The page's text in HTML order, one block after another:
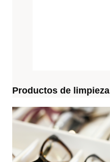
Productos de limpieza